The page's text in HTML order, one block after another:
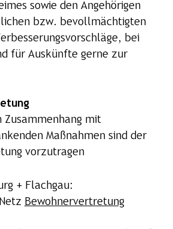
sowie den Angehörigen
bzw. bevollmächtigten
bei
für Auskünfte gerne zur
Zusammenhang mit
Maßnahmen sind der
vorzutragen
+ Flachgau:
Bewohnervertretung